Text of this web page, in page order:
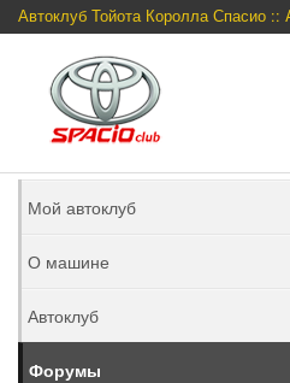
Автоклуб Тойота Королла Спасио ::
Мой автоклуб
О машине
Автоклуб
Форумы